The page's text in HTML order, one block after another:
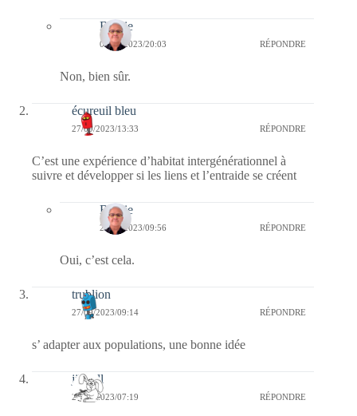
Bernie
03/10/2023/20:03 RÉPONDRE
Non, bien sûr.
écureuil bleu
27/09/2023/13:33 RÉPONDRE
C’est une expérience d’habitat intergénérationnel à
suivre et développer si les liens et l’entraide se créent
Bernie
28/09/2023/09:56 RÉPONDRE
Oui, c’est cela.
trublion
27/09/2023/09:14 RÉPONDRE
s’ adapter aux populations, une bonne idée
jill bill
27/09/2023/07:19 RÉPONDRE